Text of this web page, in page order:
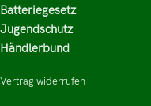
Batteriegesetz
Jugendschutz
Händlerbund
Vertrag widerrufen